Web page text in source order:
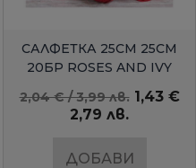
БЪРЗ ПРЕГЛЕД
САЛФЕТКА 25СМ 25СМ
20БР ROSES AND IVY
AMBIENTE
2,04 € / 3,99 лв. 1,43 €
2,79 лв.
ДОБАВИ